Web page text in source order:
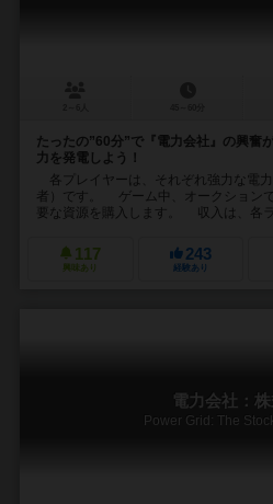
たったの”60分”で『電力会社』の興奮
力を発電しよう！
各プレイヤーは、それぞれ強力な電
者）です。 ゲーム中、オークション
要な資源を購入します。 収入は、各ラ
117
興味あり
243
経験あり
電力会社：株
Power Grid: The